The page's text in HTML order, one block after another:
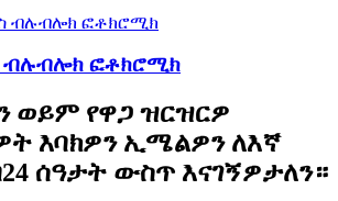
ብሉብሎክ ፎቶክሮሚክ
ወይም የዋጋ ዝርዝርዎ
እባክዎን ኢሜልዎን ለእኛ
ሰዓታት ውስጥ እናገኝዎታለን።